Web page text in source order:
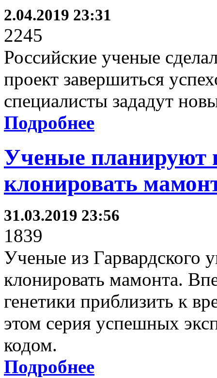
2.04.2019 23:31
2245
Российские ученые
проект завершиться
специалисты зададут
Подробнее
Ученые планируют
клонировать
31.03.2019 23:56
1839
Ученые из Гарвардского
клонировать мамонта.
генетики приблизить к
этом серия успешных
кодом.
Подробнее